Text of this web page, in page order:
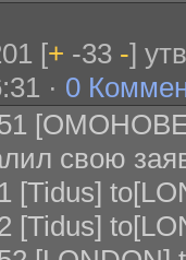
[+ -33 -]
· 0
свою
[Tidus]
[Tidus]